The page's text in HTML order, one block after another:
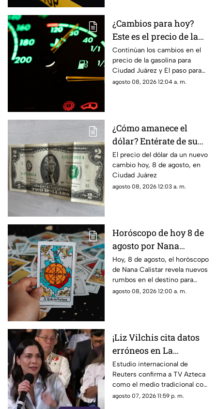
¿Cambios para hoy?
Este es el precio de la
gasolina para Ciudad
Juárez y El Paso
Continúan los cambios en el
precio de la gasolina para
Ciudad Juárez y El paso para
hoy, 8 de agosto
agosto 08, 2026 12:04 a. m.
¿Cómo amanece el
dólar? Entérate de su
precio hoy, 8 de agosto,
en Ciudad Juárez
El precio del dólar da un nuevo
cambio hoy, 8 de agosto, en
Ciudad Juárez
agosto 08, 2026 12:03 a. m.
Horóscopo de hoy 8 de
agosto por Nana
Calistar: ¿Qué te depara
el destino este sábado?
Hoy, 8 de agosto, el horóscopo
de Nana Calistar revela nuevos
rumbos en el destino para
estos signos
agosto 08, 2026 12:00 a. m.
¡Liz Vilchis cita datos
erróneos en La
Mañanera: Estudio de
Reuters confirma
liderazgo de TV Azteca
en alcance y
Estudio internacional de
Reuters confirma a TV Azteca
como el medio tradicional con
mayor alcance y credibilidad
agosto 07, 2026 11:59 p. m.